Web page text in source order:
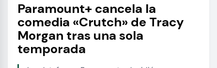
Paramount+ cancela la
comedia «Crutch» de Tracy
Morgan tras una sola
temporada